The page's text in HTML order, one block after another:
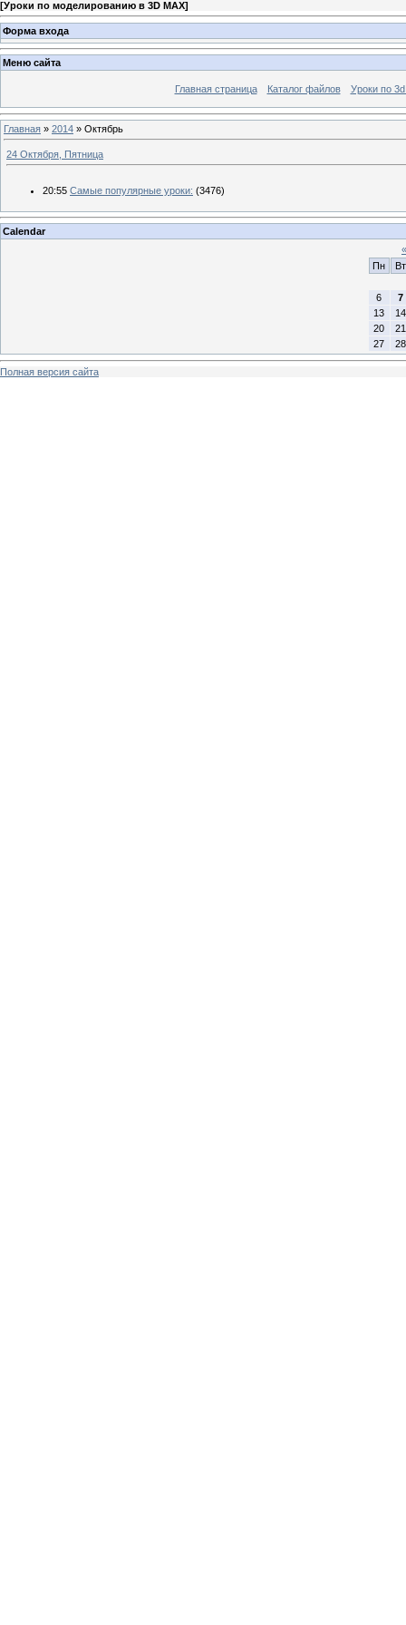
[Уроки по моделированию в 3D MAX]
Форма входа
Меню сайта
Главная страница Каталог файлов Уроки по
Главная » 2014 » Октябрь
24 Октября, Пятница
20:55 Самые популярные уроки: (3476)
Calendar
«
Пн
Вт
6
7
13
14
20
21
27
28
Полная версия сайта